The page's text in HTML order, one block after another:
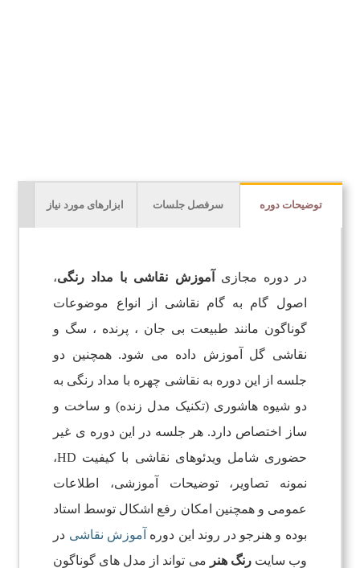
توضیحات دوره سرفصل جلسات ابزارهای مورد نیاز
در دوره مجازی آموزش نقاشی با مداد رنگی،
اصول گام به گام نقاشی از انواع موضوعات
گوناگون مانند طبیعت بی جان ، پرنده ، سگ و
نقاشی گل آموزش داده می شود. همچنین دو
جلسه از این دوره به نقاشی چهره با مداد رنگی به
دو شیوه هاشوری (تکنیک مدل زنده) و ساخت و
ساز اختصاص دارد. هر جلسه در این دوره ی غیر
حضوری شامل ویدئوهای نقاشی با کیفیت HD،
نمونه تصاویر، توضیحات آموزشی، اطلاعات
عمومی و همچنین امکان رفع اشکال توسط استاد
بوده و هنرجو در روند این دوره آموزش نقاشی در
وب سایترنگ هنر می تواند از مدل های گوناگون